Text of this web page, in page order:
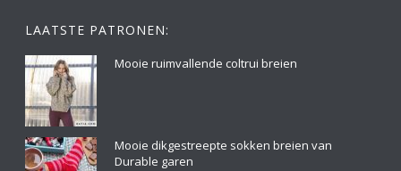
LAATSTE PATRONEN:
Mooie ruimvallende coltrui breien
Mooie dikgestreepte sokken breien van
Durable garen